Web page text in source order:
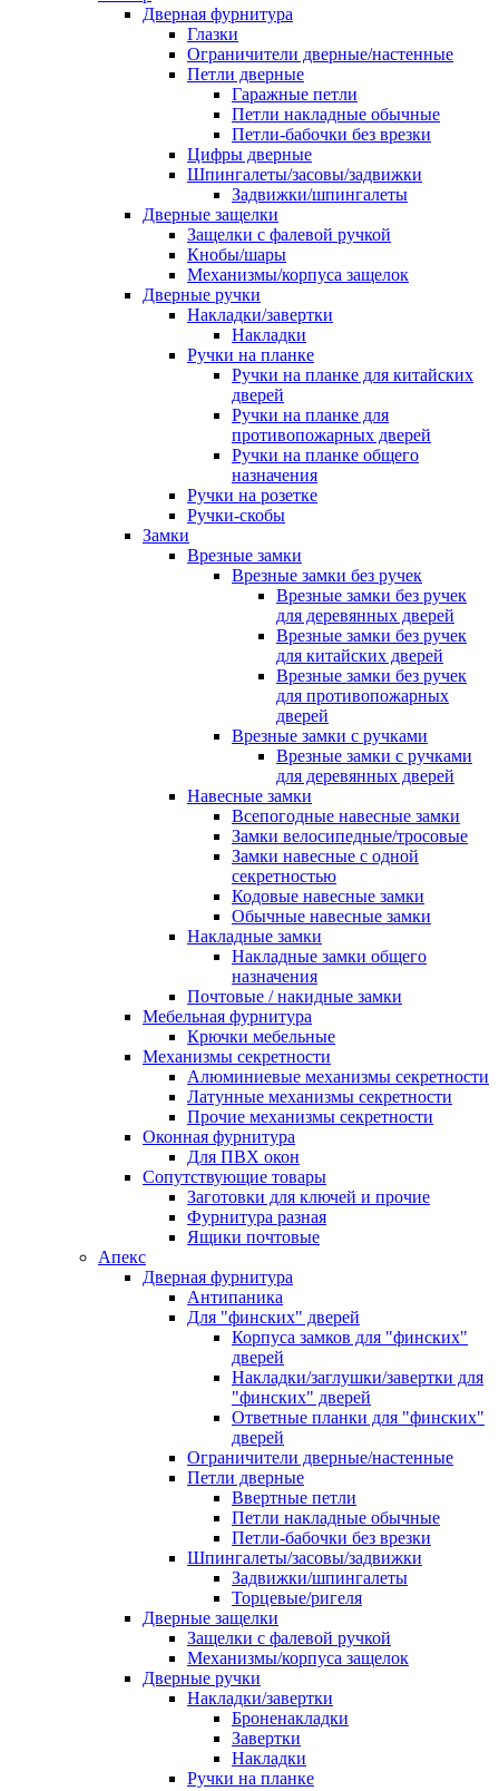
Дверная фурнитура
Глазки
Ограничители дверные/настенные
Петли дверные
Гаражные петли
Петли накладные обычные
Петли-бабочки без врезки
Цифры дверные
Шпингалеты/засовы/задвижки
Задвижки/шпингалеты
Дверные защелки
Защелки с фалевой ручкой
Кнобы/шары
Механизмы/корпуса защелок
Дверные ручки
Накладки/завертки
Накладки
Ручки на планке
Ручки на планке для китайских
дверей
Ручки на планке для
противопожарных дверей
Ручки на планке общего
назначения
Ручки на розетке
Ручки-скобы
Замки
Врезные замки
Врезные замки без ручек
Врезные замки без ручек
для деревянных дверей
Врезные замки без ручек
для китайских дверей
Врезные замки без ручек
для противопожарных
дверей
Врезные замки с ручками
Врезные замки с ручками
для деревянных дверей
Навесные замки
Всепогодные навесные замки
Замки велосипедные/тросовые
Замки навесные с одной
секретностью
Кодовые навесные замки
Обычные навесные замки
Накладные замки
Накладные замки общего
назначения
Почтовые / накидные замки
Мебельная фурнитура
Крючки мебельные
Механизмы секретности
Алюминиевые механизмы секретности
Латунные механизмы секретности
Прочие механизмы секретности
Оконная фурнитура
Для ПВХ окон
Сопутствующие товары
Заготовки для ключей и прочие
Фурнитура разная
Ящики почтовые
Апекс
Дверная фурнитура
Антипаника
Для "финских" дверей
Корпуса замков для "финских"
дверей
Накладки/заглушки/завертки для
"финских" дверей
Ответные планки для "финских"
дверей
Ограничители дверные/настенные
Петли дверные
Ввертные петли
Петли накладные обычные
Петли-бабочки без врезки
Шпингалеты/засовы/задвижки
Задвижки/шпингалеты
Торцевые/ригеля
Дверные защелки
Защелки с фалевой ручкой
Механизмы/корпуса защелок
Дверные ручки
Накладки/завертки
Броненакладки
Завертки
Накладки
Ручки на планке